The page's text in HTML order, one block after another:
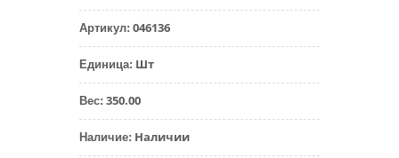
Артикул: 046136
Единица: Шт
Вес: 350.00
Наличие: Наличии